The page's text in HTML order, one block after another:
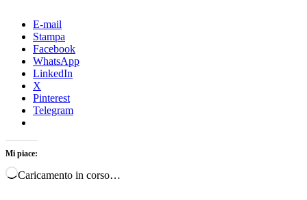
E-mail
Stampa
Facebook
WhatsApp
LinkedIn
X
Pinterest
Telegram
Mi piace:
Caricamento in corso…